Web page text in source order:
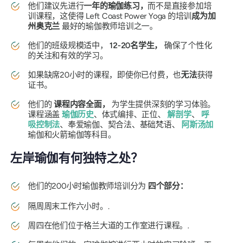
他们建议先进行一年的瑜伽练习，而不是直接参加培
训课程，这使得 Left Coast Power Yoga 的培训 成为加
州奥克兰 最好的瑜伽教师培训之一。
他们的班级规模适中，12-20名学生，
确保了个性化
的关注和有效的学习。
如果缺席20小时的课程，即使你已付费，也无法获得
证书。
他们的课程内容全面， 为学生提供深刻的学习体验。
课程涵盖 瑜伽历史、体式编排、正位、解剖学、 呼
吸控制法、奉爱瑜伽、契合法、基础梵语、
阿斯汤加
瑜伽和火箭瑜伽等科目。
左岸瑜伽有何独特之处？
他们的200小时瑜伽教师培训分为 四个部分：
隔周周末工作六小时。.
周四在他们位于格兰大道的工作室进行课程。.